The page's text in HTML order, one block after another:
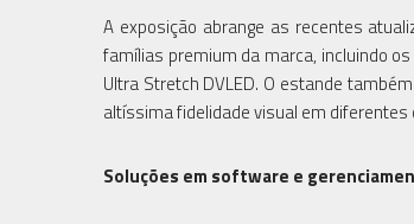
A exposição abrange as recentes
famílias premium da marca, incluindo
Ultra Stretch DVLED. O estande
altíssima fidelidade visual em
Soluções em software e